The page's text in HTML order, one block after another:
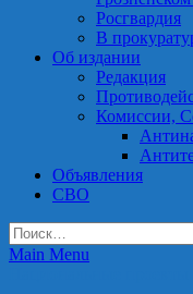
Росгвардия
В
Об издании
Редакция
Комиссии,
Объявления
СВО
Найти:
Main Menu